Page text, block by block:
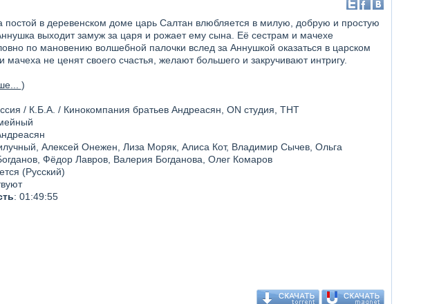
постой в деревенском доме царь Салтан влюбляется в милую, добрую и простую
выходит замуж за царя и рожает ему сына. Её сестрам и мачехе
по мановению волшебной палочки вслед за Аннушкой оказаться в царском
мачеха не ценят своего счастья, желают большего и закручивают интригу.
)
/ К.Б.А. / Кинокомпания братьев Андреасян, ON студия, ТНТ
Алексей Онежен, Лиза Моряк, Алиса Кот, Владимир Сычев, Ольга
Фёдор Лавров, Валерия Богданова, Олег Комаров
(Русский)
: 01:49:55